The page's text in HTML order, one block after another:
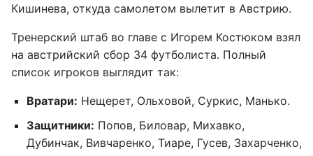
Кишинева, откуда самолетом вылетит в Австрию.
Тренерский штаб во главе с Игорем Костюком взял
на австрийский сбор 34 футболиста. Полный
список игроков выглядит так:
Вратари: Нещерет, Ольховой, Суркис, Манько.
Защитники: Попов, Биловар, Михавко,
Дубинчак, Вивчаренко, Тиаре, Гусев, Захарченко,